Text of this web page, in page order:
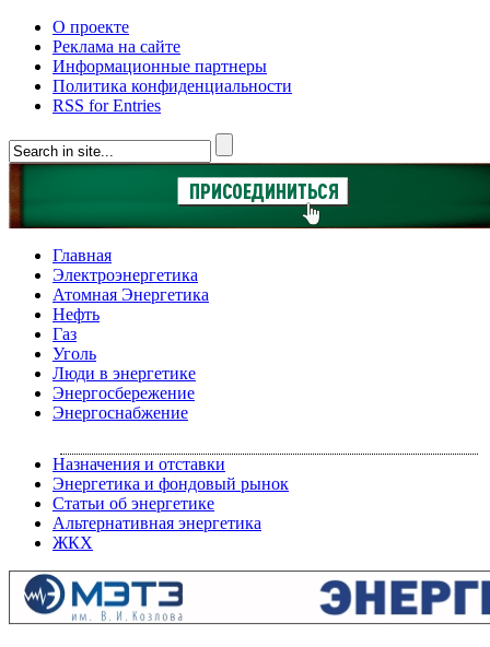
О проекте
Реклама на сайте
Информационные партнеры
Политика конфиденциальности
RSS for Entries
Главная
Электроэнергетика
Атомная Энергетика
Нефть
Газ
Уголь
Люди в энергетике
Энергосбережение
Энергоснабжение
Назначения и отставки
Энергетика и фондовый рынок
Статьи об энергетике
Альтернативная энергетика
ЖКХ